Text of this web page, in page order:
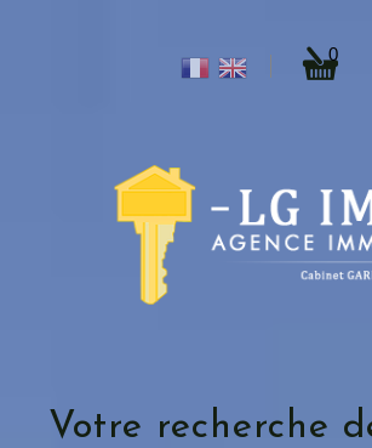
0
votre recherche